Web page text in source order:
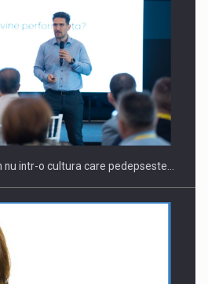
nu intr-o cultura care pedepseste…